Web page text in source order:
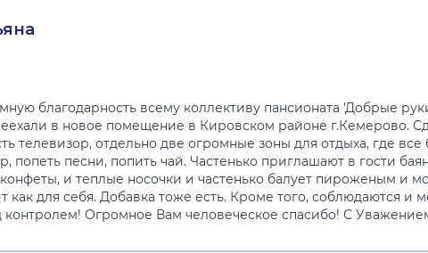
благодарность всему коллективу пансионата 'Добрые
в новое помещение в Кировском районе г.Кемерово.
телевизор, отдельно две огромные зоны для отдыха, где
попеть песни, попить чай. Частенько приглашают в гости
и теплые носочки и частенько балует пироженым и
как для себя. Добавка тоже есть. Кроме того, соблюдаются
контролем! Огромное Вам человеческое спасибо! С